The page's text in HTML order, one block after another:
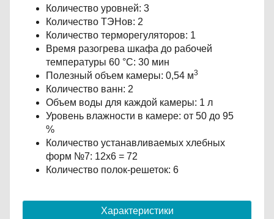
Количество уровней: 3
Количество ТЭНов: 2
Количество терморегуляторов: 1
Время разогрева шкафа до рабочей
температуры 60 °С: 30 мин
Полезный объем камеры: 0,54 м3
Количество ванн: 2
Объем воды для каждой камеры: 1 л
Уровень влажности в камере: от 50 до 95
%
Количество устанавливаемых хлебных
форм №7: 12х6 = 72
Количество полок-решеток: 6
Характеристики